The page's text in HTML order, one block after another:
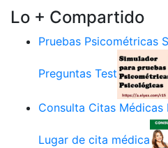
Lo + Compartido
Pruebas Psicométricas
Preguntas Test
Consulta Citas Médicas
Lugar de cita médica